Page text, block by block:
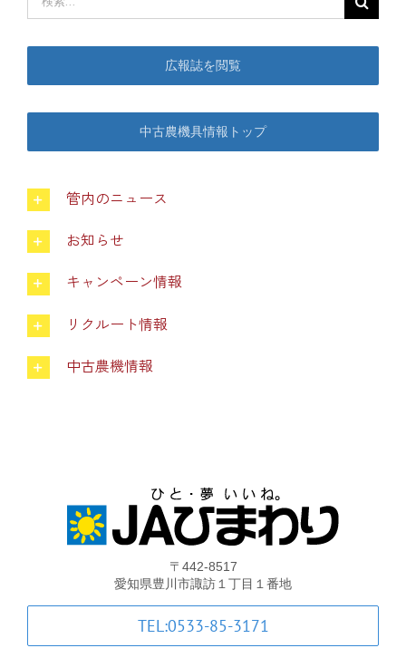
総合集出荷センター
営農資材センター
中古農機具情報
LPガス
介護福祉
索
…
広報誌を閲覧
中古農機具情報トップ
管内のニュース
お知らせ
キャンペーン情報
リクルート情報
中古農機情報
〒442-8517
愛知県豊川市諏訪１丁目１番地
TEL:0533-85-3171